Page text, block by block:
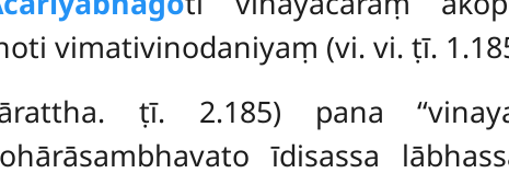
vimativinodaniyaṃ (vi. vi. ṭī.
ṭī. 2.185) pana
īdisassa